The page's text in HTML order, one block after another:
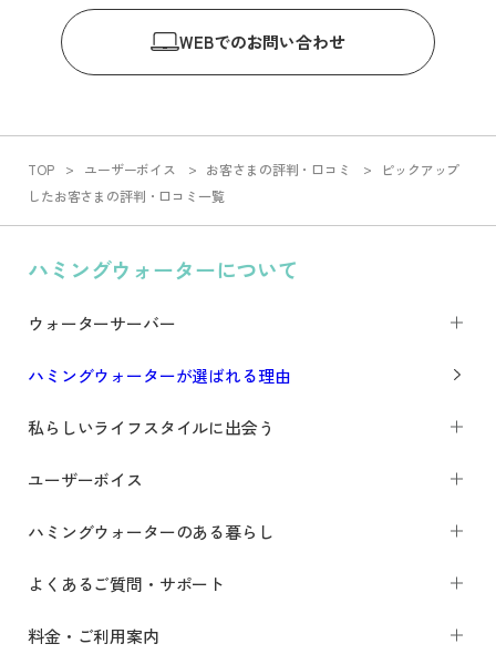
WEBでのお問い合わせ
TOP ユーザーボイス お客さまの評判・口コミ
ピックアップ
したお客さまの評判・口コミ一覧
ハミングウォーターについて
ウォーターサーバー
ハミングウォーターが選ばれる理由
私らしいライフスタイルに出会う
ユーザーボイス
ハミングウォーターのある暮らし
よくあるご質問・サポート
料金・ご利用案内